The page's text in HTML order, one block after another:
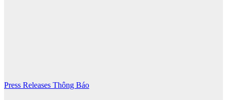
Press Releases Thông Báo